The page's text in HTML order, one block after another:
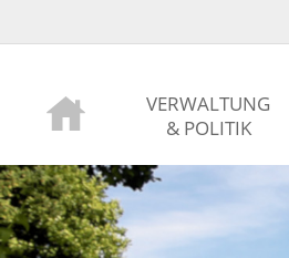
VERWALTUNG
& POLITIK